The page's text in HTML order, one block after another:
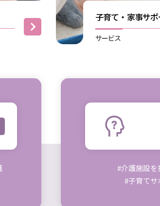
子育て・家事サ
サービス
#介護施設を
#子育てサ